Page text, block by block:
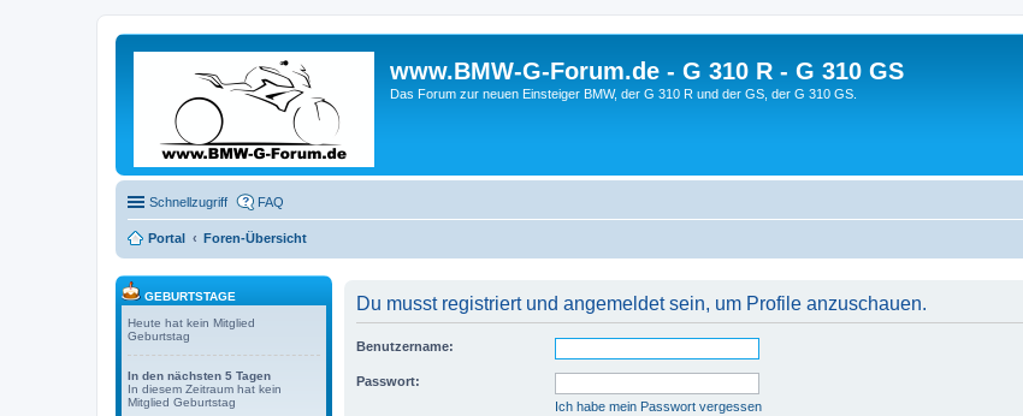
www.BMW-G-Forum.de - G 310 R - G 310 GS
Das Forum zur neuen Einsteiger BMW, der G 310 R und der GS, der G 310 GS.
Schnellzugriff FAQ
Portal Foren-Übersicht
Du musst registriert und angemeldet sein, um Profile anzuschauen.
Benutzername:
Passwort:
Ich habe mein Passwort vergessen
GEBURTSTAGE
Heute hat kein Mitglied
Geburtstag
In den nächsten 5 Tagen
In diesem Zeitraum hat kein
Mitglied Geburtstag